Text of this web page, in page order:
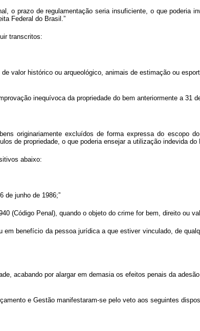
o prazo de regulamentação seria insuficiente, o que
Federal do Brasil.”
transcritos:
valor histórico ou arqueológico, animais de estimação ou
inequívoca da propriedade do bem anteriormente a 31
originariamente excluídos de forma expressa do escopo
de propriedade, o que poderia ensejar a utilização indevida do
abaixo:
de junho de 1986;”
(Código Penal), quando o objeto do crime for bem, direito ou
benefício da pessoa jurídica a que estiver vinculado, de
acabando por alargar em demasia os efeitos penais da
e Gestão manifestaram-se pelo veto aos seguintes